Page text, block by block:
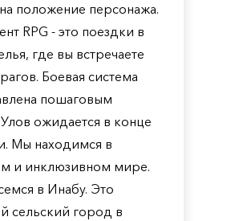
положение персонажа.
RPG - это поездки в
где вы встречаете
Боевая система
​​пошаговым
ожидается в конце
Мы находимся в
и инклюзивном мире.
в Инабу. Это
сельский город в